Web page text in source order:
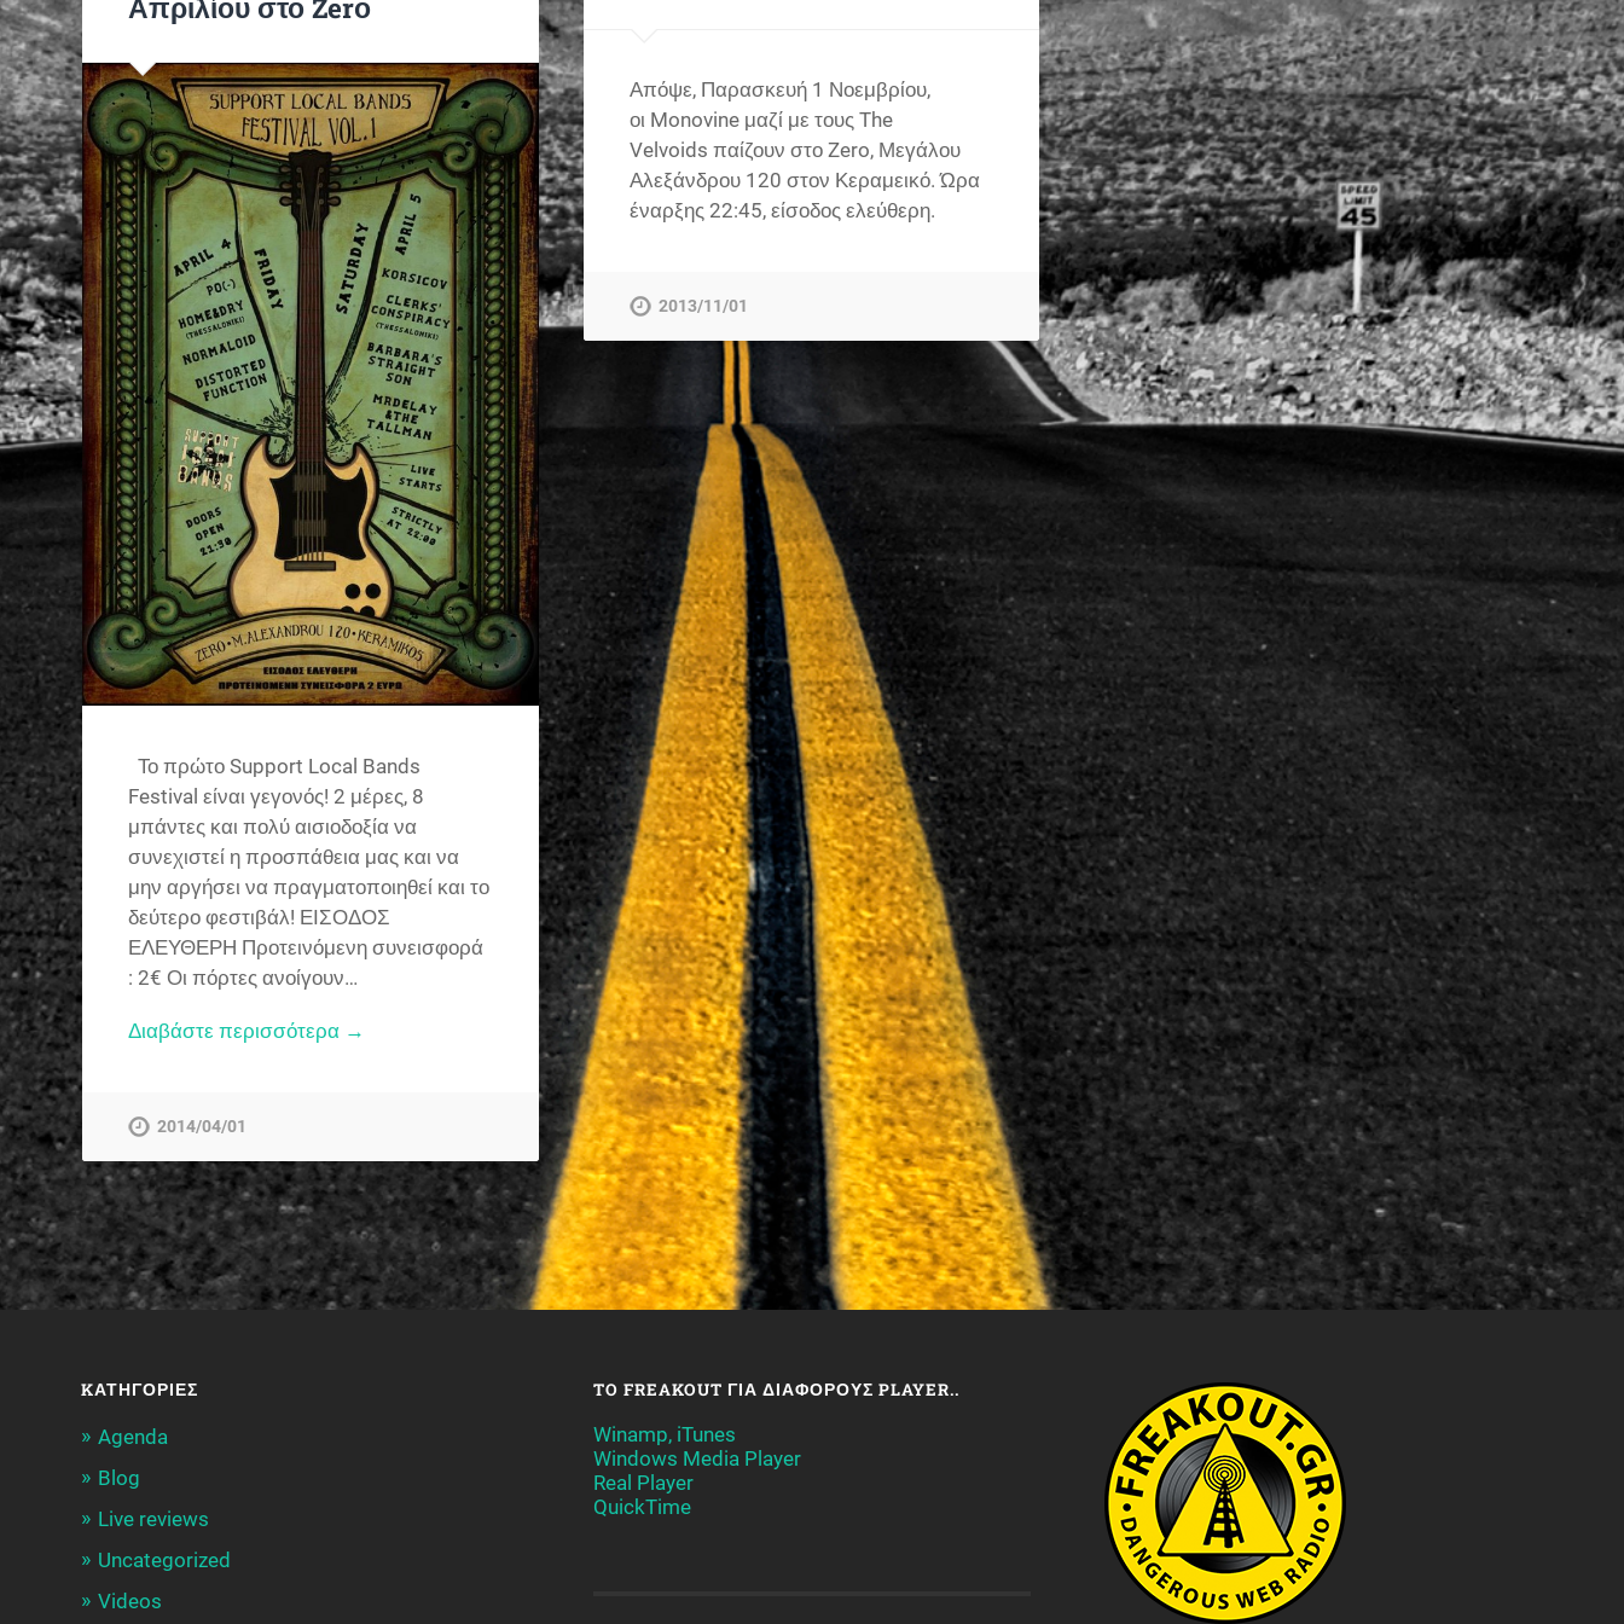
Απριλίου στο Zerο
Το πρώτο Support Local Bands
Festival είναι γεγονός! 2 μέρες, 8
μπάντες και πολύ αισιοδοξία να
συνεχιστεί η προσπάθεια μας και να
μην αργήσει να πραγματοποιηθεί και το
δεύτερο φεστιβάλ! ΕΙΣΟΔΟΣ
ΕΛΕΥΘΕΡΗ Προτεινόμενη συνεισφορά
: 2€ Οι πόρτες ανοίγουν…
Διαβάστε περισσότερα →
2014/04/01
Απόψε, Παρασκευή 1 Νοεμβρίου,
οι Monovine μαζί με τους The
Velvoids παίζουν στο Zero, Μεγάλου
Αλεξάνδρου 120 στον Κεραμεικό. Ώρα
έναρξης 22:45, είσοδος ελεύθερη.
2013/11/01
KΑΤΗΓΟΡΊΕΣ
Agenda
Blog
Live reviews
Uncategorized
Videos
TO FREAKOUT ΓΙΑ ΔΙΆΦΟΡΟΥΣ PLAYER..
Winamp, iTunes
Windows Media Player
Real Player
QuickTime